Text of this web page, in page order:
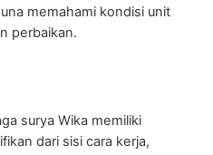
memahami kondisi unit
perbaikan.
surya Wika memiliki
dari sisi cara kerja,